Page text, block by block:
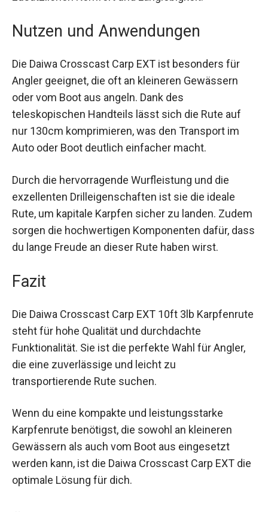
bieten zusätzlichen Komfort und Langlebigkeit.
Nutzen und Anwendungen
Die Daiwa Crosscast Carp EXT ist besonders für
Angler geeignet, die oft an kleineren Gewässern
oder vom Boot aus angeln. Dank des
teleskopischen Handteils lässt sich die Rute auf
nur 130cm komprimieren, was den Transport im
Auto oder Boot deutlich einfacher macht.
Durch die hervorragende Wurfleistung und die
exzellenten Drilleigenschaften ist sie die ideale
Rute, um kapitale Karpfen sicher zu landen.
Zudem sorgen die hochwertigen Komponenten
dafür, dass du lange Freude an dieser Rute haben
Fazit
Die Daiwa Crosscast Carp EXT 10ft 3lb
Karpfenrute steht für hohe Qualität und
durchdachte Funktionalität. Sie ist die perfekte
Wahl für Angler, die eine zuverlässige und leicht
zu transportierende Rute suchen.
Wenn du eine kompakte und leistungsstarke
Karpfenrute benötigst, die sowohl an kleineren
Gewässern als auch vom Boot aus eingesetzt
werden kann, ist die Daiwa Crosscast Carp EXT